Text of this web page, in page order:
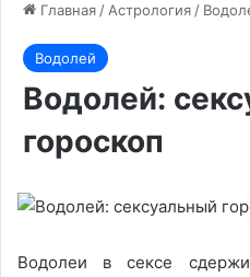
Главная / Астрология /
Водолей
Водолей:
гороскоп
Водолеи в сексе